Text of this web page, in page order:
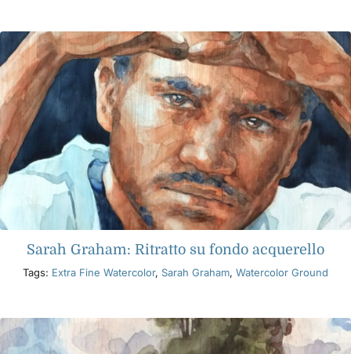
Contattaci
Iscriviti
Sarah Graham: Ritratto su fondo acquerello
Tags: Extra Fine Watercolor, Sarah Graham, Watercolor Ground